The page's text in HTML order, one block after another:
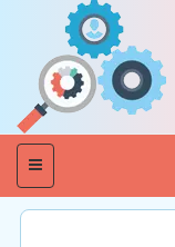
منو